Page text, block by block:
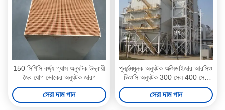
150 সিপিসি বর্জ্য গ্যাস অনুঘটক উদ্বায়ী
জৈব যৌগ ভোকের অনুঘটক জারণ
সেরা দাম পান
পুনর্জন্মমূলক অনুঘটক অক্সিডাইজার আরসিও
ভিওসি অনুঘটক 300 সেল 400 সেল
Cell
সেরা দাম পান